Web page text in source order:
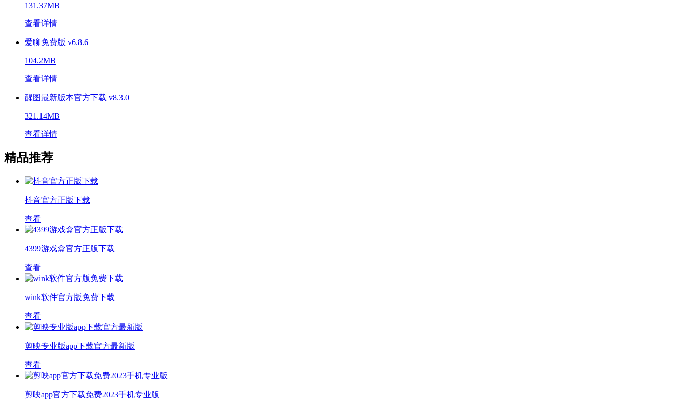
131.37MB
查看详情
爱聊免费版 v6.8.6
104.2MB
查看详情
醒图最新版本官方下载 v8.3.0
321.14MB
查看详情
精品推荐
抖音官方正版下载
查看
4399游戏盒官方正版下载
查看
wink软件官方版免费下载
查看
剪映专业版app下载官方最新版
查看
剪映app官方下载免费2023手机专业版